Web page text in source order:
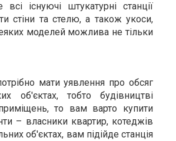
існуючі штукатурні станції
стіни та стелю, а також укоси,
моделей можлива не тільки
мати уявлення про обсяг
об'єктах, тобто будівництві
то вам варто купити
– власники квартир, котеджів
об'єктах, вам підійде станція